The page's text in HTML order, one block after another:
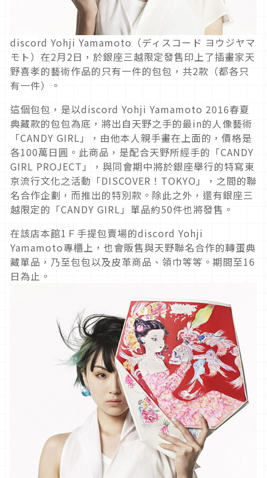
discord Yohji Yamamoto（ディスコード ヨウジヤマ
モト）在2月2日，於銀座三越限定發售印上了插畫家天
野喜孝的藝術作品的只有一件的包包，共2款（都各只
有一件）。
這個包包，是以discord Yohji Yamamoto 2016春夏
典藏款的包包為底，將出自天野之手的最in的人像藝術
「CANDY GIRL」，由他本人親手畫在上面的，價格是
各100萬日圓。此商品，是配合天野所經手的「CANDY
GIRL PROJECT」，與同會期中將於銀座舉行的特寫東
京流行文化之活動「DISCOVER！TOKYO」，之間的聯
名合作企劃，而推出的特別款。除此之外，還有銀座三
越限定的「CANDY GIRL」單品約50件也將發售。
在該店本館1Ｆ手提包賣場的discord Yohji
Yamamoto專櫃上，也會販售與天野聯名合作的轉蛋典
藏單品，乃至包包以及皮革商品、領巾等等。期間至16
日為止。